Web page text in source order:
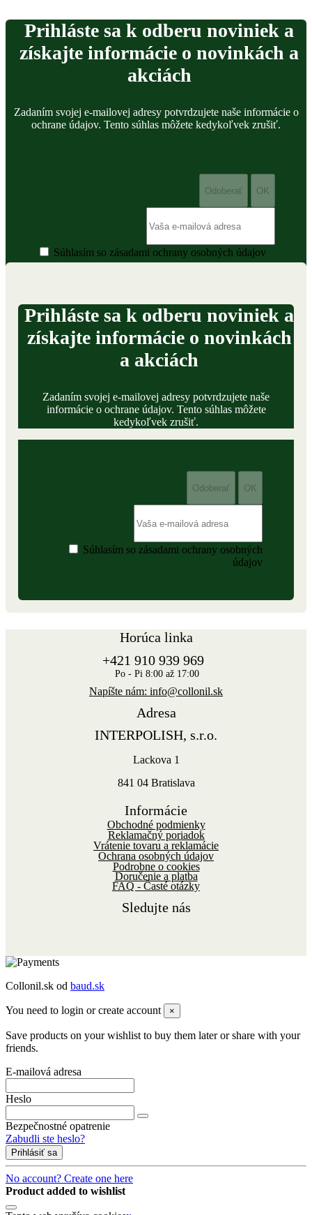
Prihláste sa k odberu noviniek a
získajte informácie o novinkách a
akciách
Zadaním svojej e-mailovej adresy potvrdzujete naše informácie o
ochrane údajov. Tento súhlas môžete kedykoľvek zrušiť.
Súhlasím so zásadami ochrany osobných údajov
Prihláste sa k odberu noviniek a
získajte informácie o novinkách
a akciách
Zadaním svojej e-mailovej adresy potvrdzujete naše
informácie o ochrane údajov. Tento súhlas môžete
kedykoľvek zrušiť.
Súhlasím so zásadami ochrany osobných
údajov
Horúca linka
+421 910 939 969
Po - Pi 8:00 až 17:00
Napíšte nám: info@collonil.sk
Adresa
INTERPOLISH, s.r.o.
Lackova 1
841 04 Bratislava
Informácie
Obchodné podmienky
Reklamačný poriadok
Vrátenie tovaru a reklamácie
Ochrana osobných údajov
Podrobne o cookies
Doručenie a platba
FAQ - Časté otázky
Sledujte nás
Collonil.sk od baud.sk
You need to login or create account ×
Save products on your wishlist to buy them later or share with your
friends.
E-mailová adresa
Heslo
Bezpečnostné opatrenie
Zabudli ste heslo?
Prihlásiť sa
No account? Create one here
Product added to wishlist